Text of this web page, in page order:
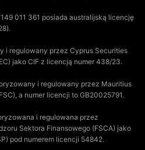
011 361 posiada australijską licencję
i regulowany przez Cyprus Securities
jako CIF z licencją numer 438/23.
i regulowany przez Mauritius
a numer licencji to GB20025791.
i regulowana przez
Sektora Finansowego (FSCA) jako
pod numerem licencji 54842.